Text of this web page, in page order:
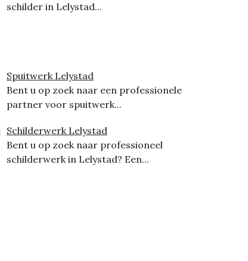
schilder in Lelystad...
Spuitwerk Lelystad
Bent u op zoek naar een professionele
partner voor spuitwerk...
Schilderwerk Lelystad
Bent u op zoek naar professioneel
schilderwerk in Lelystad? Een...